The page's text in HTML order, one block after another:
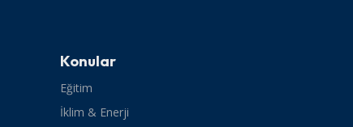
Konular
Eğitim
İklim & Enerji